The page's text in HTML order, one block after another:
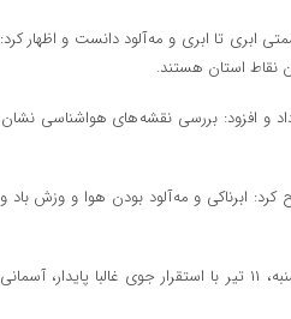
ابری تا ابری و مه آلود دانست و اظهار کرد:
آستارا طی ۲۴ ساعت گذشته خبر داد و افزود: بررسی نقشه های هواشناسی نشان
ابرناکی و مه آلود بودن هوا و وزش باد و
دادرس از روند افزاش نسبی دما خبر داد و خاطرنشان کرد: از فردا پنجشنبه، ۱۱ تیر با استقرار جوی غالبا پایدار، آسمانی